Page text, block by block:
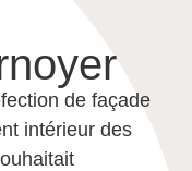
de façade
intérieur des